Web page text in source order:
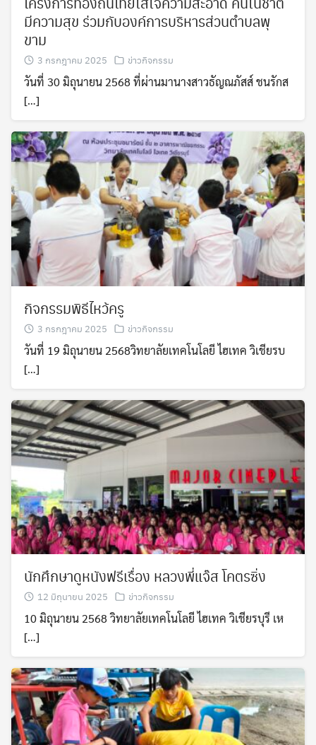
มีความสุข ร่วมกับองค์การบริหารส่วนตำบลพุ
ขาม
3 กรกฎาคม 2025 ข่าวกิจกรรม
วันที่ 30 มิถุนายน 2568 ที่ผ่านมานางสาวธัญณภัสส์ ชนรักส
[…]
กิจกรรมพิธีไหว้ครู
3 กรกฎาคม 2025 ข่าวกิจกรรม
วันที่ 19 มิถุนายน 2568วิทยาลัยเทคโนโลยี ไฮเทค วิเชียรบ
[…]
นักศึกษาดูหนังฟรีเรื่อง หลวงพี่แจ๊ส โคตรซิ่ง
12 มิถุนายน 2025 ข่าวกิจกรรม
10 มิถุนายน 2568 วิทยาลัยเทคโนโลยี ไฮเทค วิเชียรบุรี เห
[…]